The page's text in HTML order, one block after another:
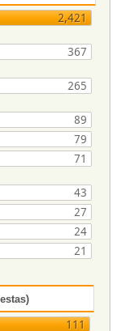
2,421
367
265
89
79
71
43
27
24
21
111